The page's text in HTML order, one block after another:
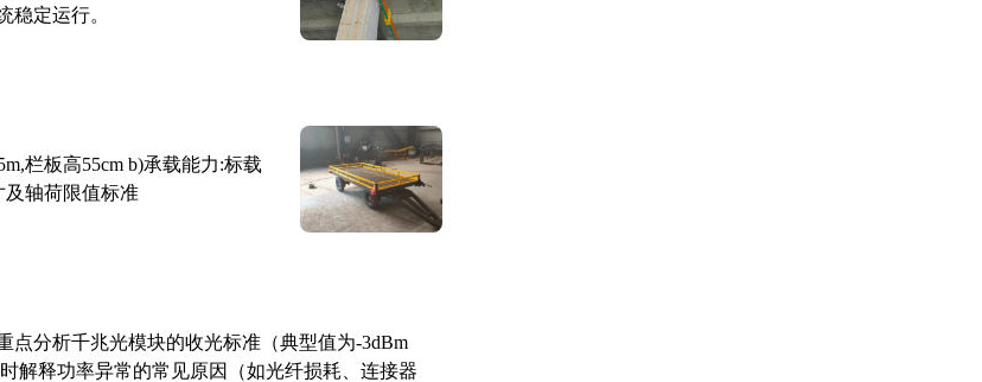
稳定运行。
栏板高55cm b)承载能力:标载
及轴荷限值标准
分析千兆光模块的收光标准（典型值为-3dBm
解释功率异常的常见原因（如光纤损耗、连接器